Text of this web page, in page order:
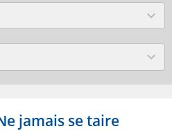
jamais se taire